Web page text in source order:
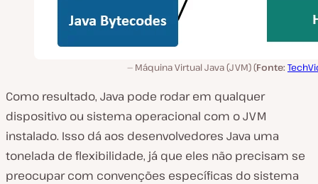
Máquina Virtual Java (JVM) (Fonte:
Como resultado, Java pode rodar em qualquer
dispositivo ou sistema operacional com o JVM
instalado. Isso dá aos desenvolvedores Java uma
tonelada de flexibilidade, já que eles não precisam se
preocupar com convenções específicas do sistema